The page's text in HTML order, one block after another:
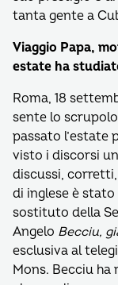
tanta gente a
Viaggio Papa,
estate ha
Roma, 18
sente lo
passato l’estate
visto i discorsi
discussi,
di inglese è
sostituto della
Angelo Becciu,
esclusiva al
Mons. Becciu ha